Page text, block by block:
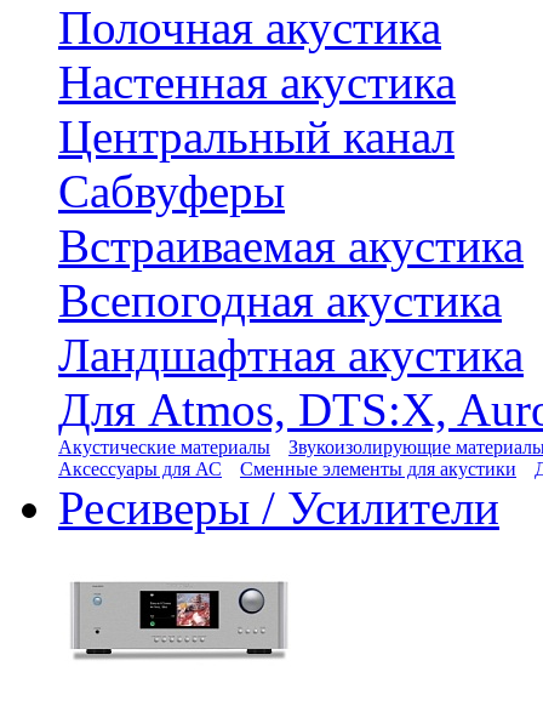
Полочная акустика
Настенная акустика
Центральный канал
Сабвуферы
Встраиваемая акустика
Всепогодная акустика
Ландшафтная акустика
Для Atmos, DTS:X,
Акустические материалы
Звукоизолирующие
Аксессуары для АС
Сменные элементы для акустики
Ресиверы / Усилители